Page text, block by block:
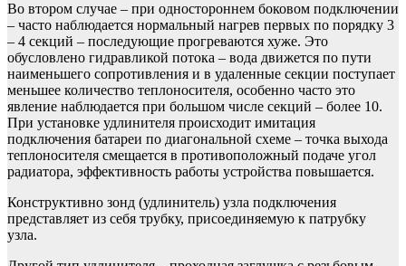
Во втором случае – при одностороннем боковом подключении
– часто наблюдается нормальный нагрев первых по порядку 3
– 4 секций – последующие прогреваются хуже. Это
обусловлено гидравликой потока – вода движется по пути
наименьшего сопротивления и в удаленные секции поступает
меньшее количество теплоносителя, особенно часто это
явление наблюдается при большом числе секций – более 10.
При установке удлинителя происходит имитация
подключения батареи по диагональной схеме – точка выхода
теплоносителя смещается в противоположный подаче угол
радиатора, эффективность работы устройства повышается.
Конструктивно зонд (удлинитель) узла подключения
представляет из себя трубку, присоединяемую к патрубку
узла.